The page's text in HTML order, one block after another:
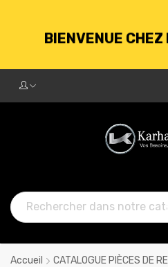
BIENVENUE
250DT
Accueil CATALOGUE PIÈCES DE